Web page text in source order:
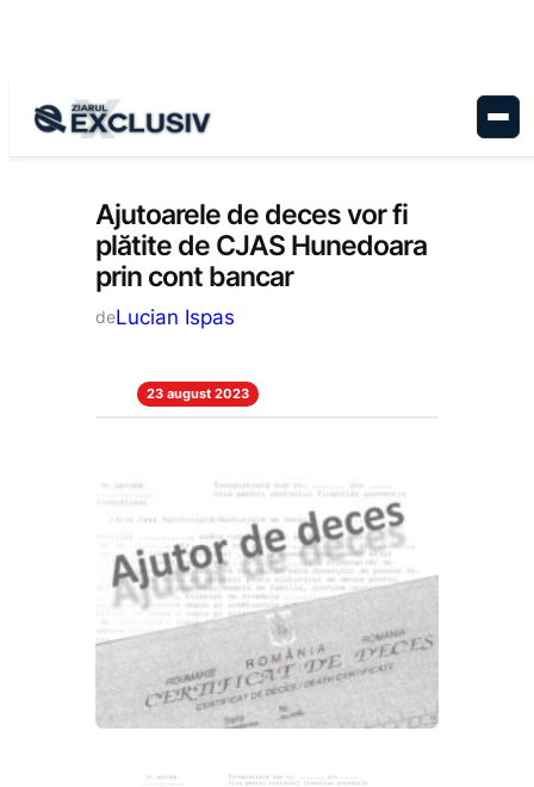
Stiri la zi
Ajutoarele de deces vor fi
plătite de CJAS Hunedoara
prin cont bancar
deLucian Ispas
23 august 2023